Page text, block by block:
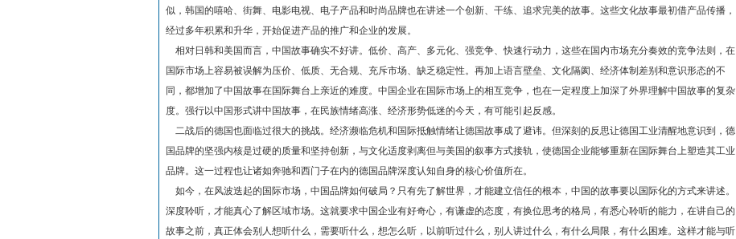
似，韩国的嘻哈、街舞、电影电视、电子产品和时尚品牌也在讲述一个创新、干练、追求完美的故事。这些文化故事最初借产品传播，
经过多年积累和升华，开始促进产品的推广和企业的发展。
相对日韩和美国而言，中国故事确实不好讲。低价、高产、多元化、强竞争、快速行动力，这些在国内市场充分奏效的竞争法则，在
国际市场上容易被误解为压价、低质、无合规、充斥市场、缺乏稳定性。再加上语言壁垒、文化隔阂、经济体制差别和意识形态的不
同，都增加了中国故事在国际舞台上亲近的难度。中国企业在国际市场上的相互竞争，也在一定程度上加深了外界理解中国故事的复杂
度。强行以中国形式讲中国故事，在民族情绪高涨、经济形势低迷的今天，有可能引起反感。
二战后的德国也面临过很大的挑战。经济濒临危机和国际抵触情绪让德国故事成了避讳。但深刻的反思让德国工业清醒地意识到，德
国品牌的坚强内核是过硬的质量和坚持创新，与文化适度剥离但与美国的叙事方式接轨，使德国企业能够重新在国际舞台上塑造其工业
品牌。这一过程也让诸如奔驰和西门子在内的德国品牌深度认知自身的核心价值所在。
如今，在风波迭起的国际市场，中国品牌如何破局？只有先了解世界，才能建立信任的根本，中国的故事要以国际化的方式来讲述。
深度聆听，才能真心了解区域市场。这就要求中国企业有好奇心，有谦虚的态度，有换位思考的格局，有悉心聆听的能力，在讲自己的
故事之前，真正体会别人想听什么，需要听什么，想怎么听，以前听过什么，别人讲过什么，有什么局限，有什么困难。这样才能与听